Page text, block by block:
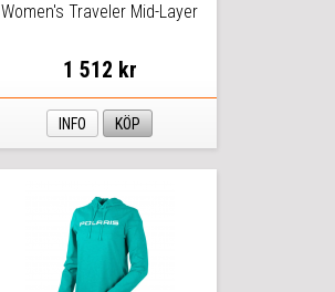
Women's Traveler Mid-Layer
1 512 kr
INFO KÖP